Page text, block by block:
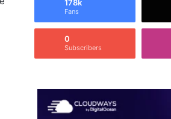
178k
Fans
0
Subscribers